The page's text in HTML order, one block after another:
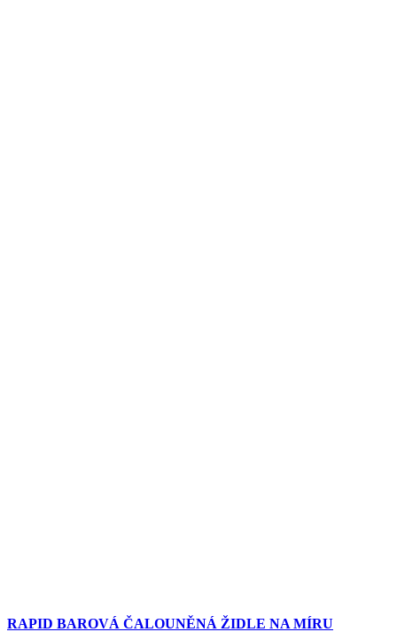
RAPID BAROVÁ ČALOUNĚNÁ ŽIDLE NA MÍRU